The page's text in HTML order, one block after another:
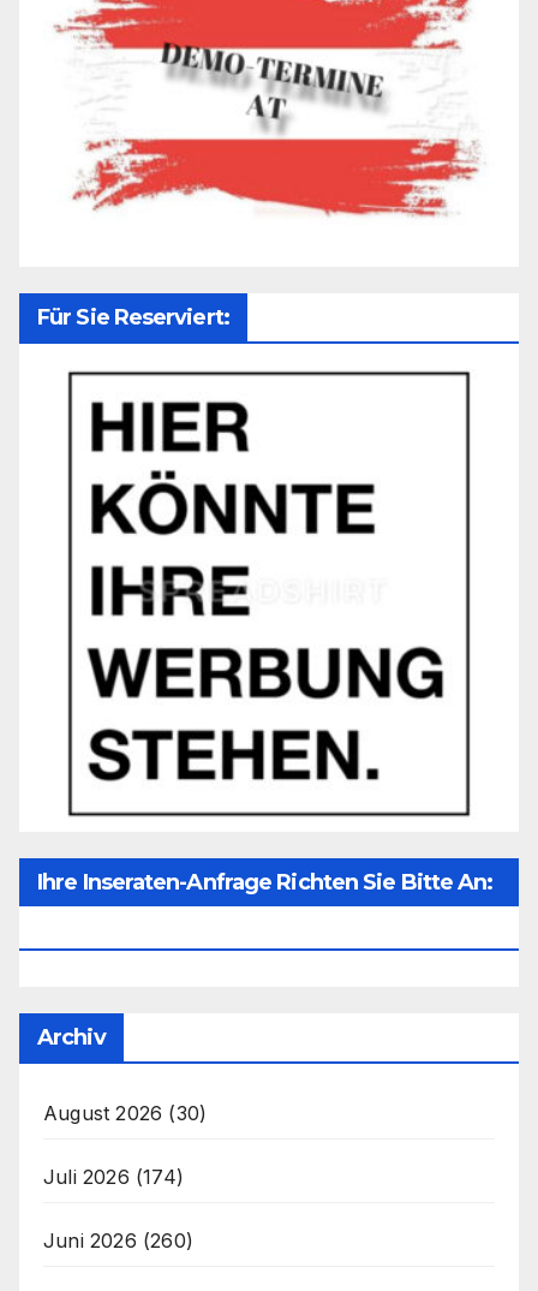
Für Sie Reserviert:
Ihre Inseraten-Anfrage Richten Sie Bitte An:
Archiv
August 2026 (30)
Juli 2026 (174)
Juni 2026 (260)